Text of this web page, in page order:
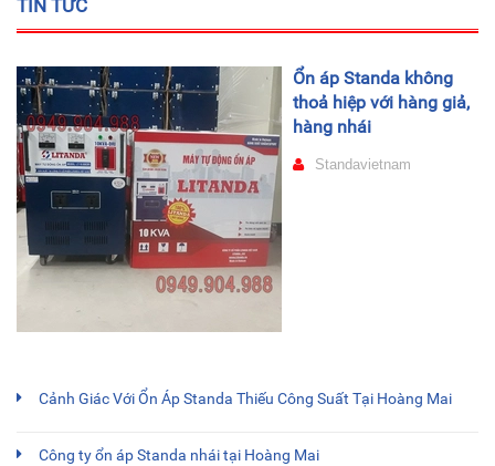
TIN TỨC
Ổn áp Standa không
thoả hiệp với hàng giả,
hàng nhái
Standavietnam
Cảnh Giác Với Ổn Áp Standa Thiếu Công Suất Tại Hoàng Mai
Công ty ổn áp Standa nhái tại Hoàng Mai